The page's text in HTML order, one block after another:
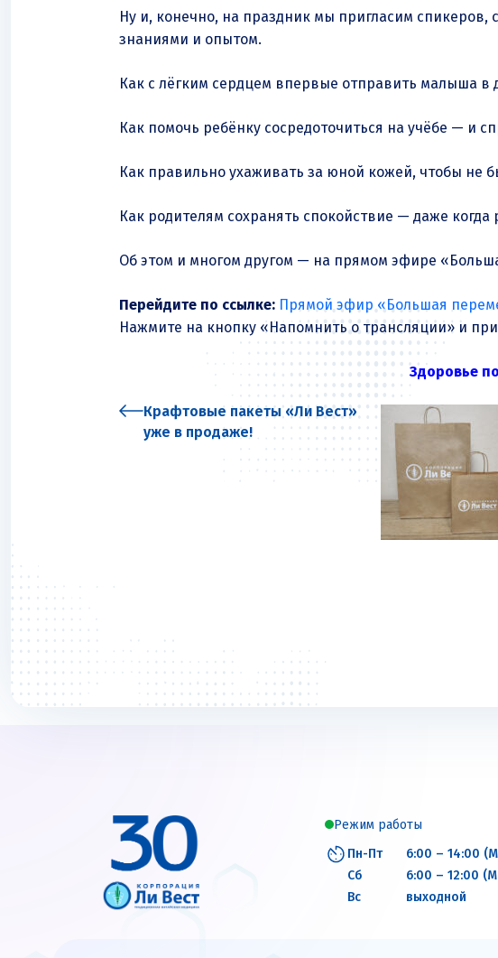
Ну и, конечно, на праздник мы пригласим спикеров,
знаниями и опытом.
Как с лёгким сердцем впервые отправить малыша в
Как помочь ребёнку сосредоточиться на учёбе — и
Как правильно ухаживать за юной кожей, чтобы не
Как родителям сохранять спокойствие — даже
Об этом и многом другом — на прямом эфире
Перейдите по ссылке: Прямой эфир «Большая
Нажмите на кнопку «Напомнить о трансляции» и
Здоровье
Крафтовые пакеты «Ли Вест»
уже в продаже!
Режим работы
Пн-Пт
6:00 – 14:00
Сб
6:00 – 12:00
Вс
выходной